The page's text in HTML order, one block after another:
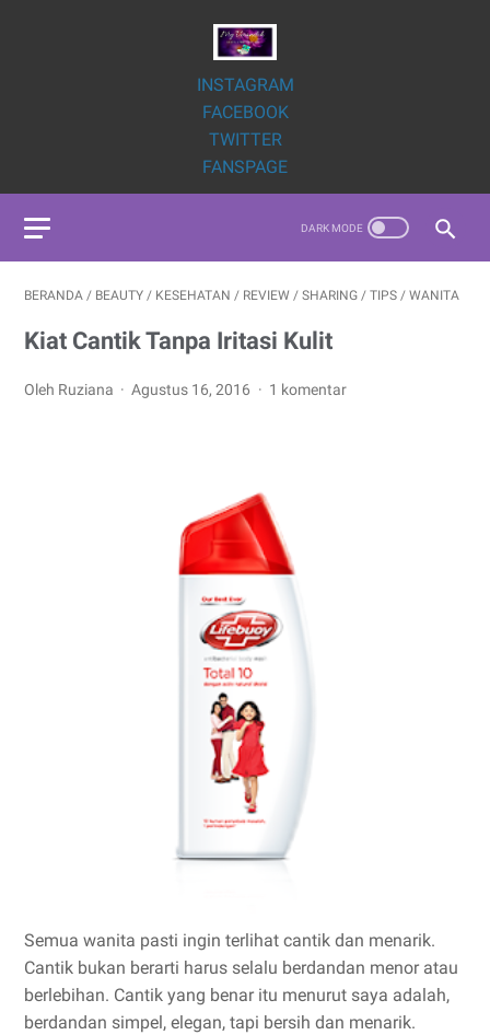
INSTAGRAM
FACEBOOK
TWITTER
FANSPAGE
BERANDA / BEAUTY / KESEHATAN / REVIEW / SHARING / TIPS / WANITA
Kiat Cantik Tanpa Iritasi Kulit
Oleh Ruziana Agustus 16, 2016 1 komentar
Semua wanita pasti ingin terlihat cantik dan menarik.
Cantik bukan berarti harus selalu berdandan menor atau
berlebihan. Cantik yang benar itu menurut saya adalah,
berdandan simpel, elegan, tapi bersih dan menarik.